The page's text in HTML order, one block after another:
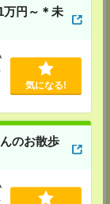
万円～＊未
気になる!
のお散歩
お伝えください。